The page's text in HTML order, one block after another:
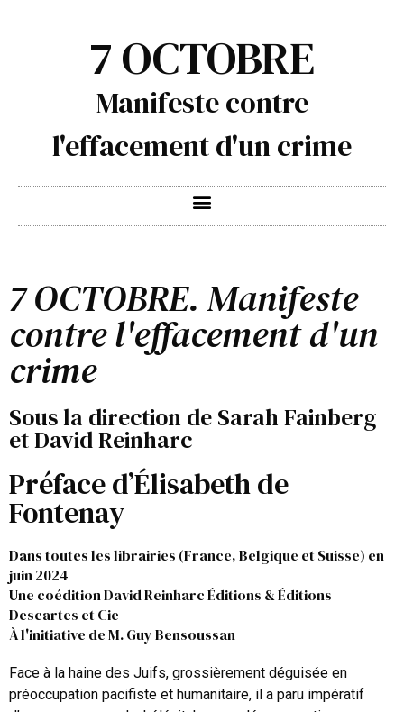
7 OCTOBRE
Manifeste contre
l'effacement d'un crime
7 OCTOBRE. Manifeste
contre l'effacement d'un
crime
Sous la direction de Sarah Fainberg
et David Reinharc
Préface d’Élisabeth de
Fontenay
Dans toutes les librairies (France, Belgique et Suisse) en
juin 2024
Une coédition David Reinharc Éditions & Éditions
Descartes et Cie
À l'initiative de M. Guy Bensoussan
Face à la haine des Juifs, grossièrement déguisée en
préoccupation pacifiste et humanitaire, il a paru impératif